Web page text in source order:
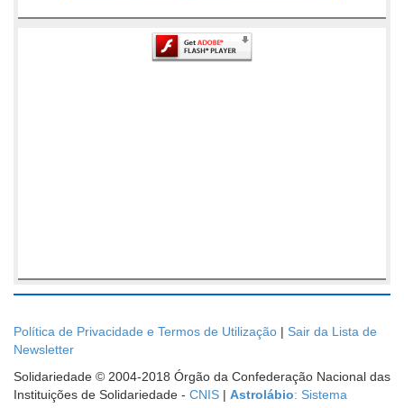
Política de Privacidade e Termos de Utilização | Sair da Lista de
Newsletter
Solidariedade © 2004-2018 Órgão da Confederação Nacional das
Instituições de Solidariedade - CNIS | Astrolábio: Sistema